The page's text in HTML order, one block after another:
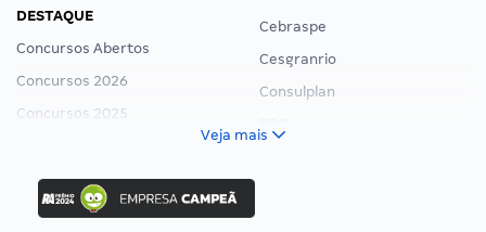
DESTAQUE
Concursos Abertos
Concursos 2026
Concursos 2025
Concurso Ibama
Concurso MPU
Cebraspe
Cesgranrio
Consulplan
Veja mais